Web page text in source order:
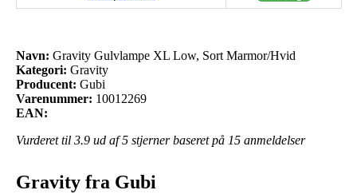
Navn: Gravity Gulvlampe XL Low, Sort Marmor/Hvid
Kategori: Gravity
Producent: Gubi
Varenummer: 10012269
EAN:
Vurderet til 3.9 ud af 5 stjerner baseret på 15 anmeldelser
Gravity fra Gubi